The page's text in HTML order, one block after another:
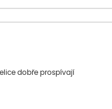
dobře prospívají